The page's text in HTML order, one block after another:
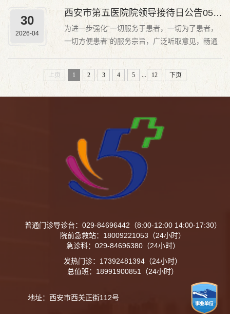
按照发布招聘公告、报名与资格审查、考试、体
检、确定拟聘用人员、公示招聘结果、试用等程
序，择优聘用。二、招聘条件1.遵纪守法，无违法
犯罪记录或不...
30
2026-04
西安市第五医院院领导接待日公告0507
为进一步强化“一切服务于患者，一切为了患者，
一切方便患者”的服务宗旨，广泛听取意见，畅通
类突出问题，提升医院管理水平和服务效率。现将
院领导接待日有关事项公告如下：一、接待对象广
上页 1 2 3 4 5 12 下页
普通门诊导诊台：029-84696442（8:00-12:00 14:00-17:30）
院前急救站：18009221053（24小时）
急诊科：029-84696380（24小时）
发热门诊：17392481394（24小时）
总值班：18991900851（24小时）
地址：西安市西关正街112号